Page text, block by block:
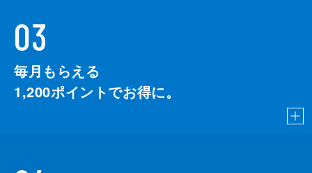
03
毎月もらえる
1,200ポイントでお得に。